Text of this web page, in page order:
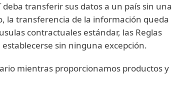
deba transferir sus datos a un país sin una
la transferencia de la información queda
contractuales estándar, las Reglas
sin ninguna excepción.
mientras proporcionamos productos y